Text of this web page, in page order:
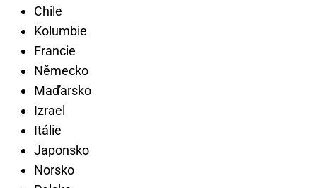
Chile
Kolumbie
Francie
Německo
Maďarsko
Izrael
Itálie
Japonsko
Norsko